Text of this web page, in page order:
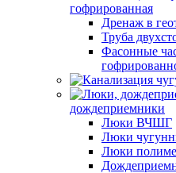
гофрированная
Дренаж в
Труба
Фасонные
дождеприемники
Люки ВЧШГ
Люки
Люки